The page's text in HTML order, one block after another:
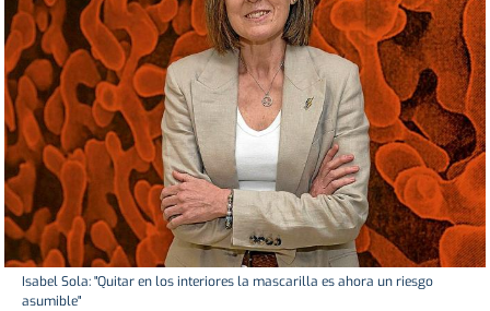
Isabel Sola: "Quitar en los interiores la mascarilla es ahora un riesgo
asumible"